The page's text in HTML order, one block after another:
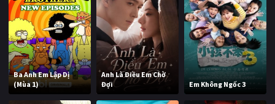
Ba Anh Em Lập Dị
(Mùa 1)
Anh Là Điều Em Chờ
Đợi
Em Không Ngốc 3